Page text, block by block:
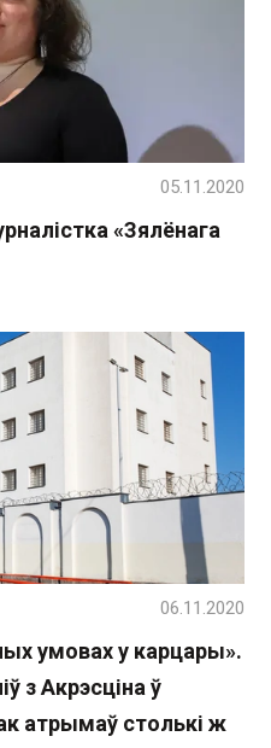
«Зялёнага
05.11.2020
умовах у карцары».
з Акрэсціна ў
атрымаў столькі ж
06.11.2020